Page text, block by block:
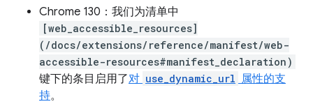
Chrome 130：我们为清单中
[web_accessible_resources]
(/docs/extensions/reference/manifest/web-
accessible-resources#manifest_declaration)
键下的条目启用了对 use_dynamic_url 属性的支
持。